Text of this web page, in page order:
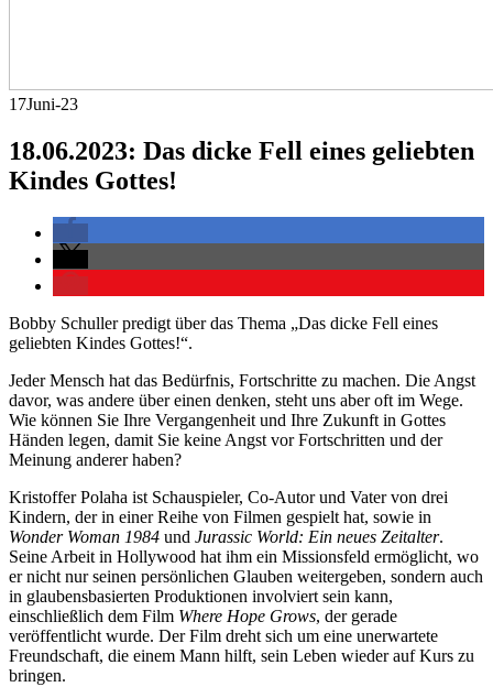
17Juni-23
18.06.2023: Das dicke Fell eines geliebten
Kindes Gottes!
Bobby Schuller predigt über das Thema „Das dicke Fell eines
geliebten Kindes Gottes!“.
Jeder Mensch hat das Bedürfnis, Fortschritte zu machen. Die Angst
davor, was andere über einen denken, steht uns aber oft im Wege.
Wie können Sie Ihre Vergangenheit und Ihre Zukunft in Gottes
Händen legen, damit Sie keine Angst vor Fortschritten und der
Meinung anderer haben?
Kristoffer Polaha ist Schauspieler, Co-Autor und Vater von drei
Kindern, der in einer Reihe von Filmen gespielt hat, sowie in
Wonder Woman 1984 und Jurassic World: Ein neues Zeitalter.
Seine Arbeit in Hollywood hat ihm ein Missionsfeld ermöglicht, wo
er nicht nur seinen persönlichen Glauben weitergeben, sondern auch
in glaubensbasierten Produktionen involviert sein kann,
einschließlich dem Film Where Hope Grows, der gerade
veröffentlicht wurde. Der Film dreht sich um eine unerwartete
Freundschaft, die einem Mann hilft, sein Leben wieder auf Kurs zu
bringen.